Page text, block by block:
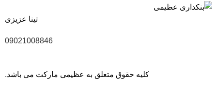
تینا عزیزی
09021008846
کلیه حقوق متعلق به عظیمی مارکت می باشد.